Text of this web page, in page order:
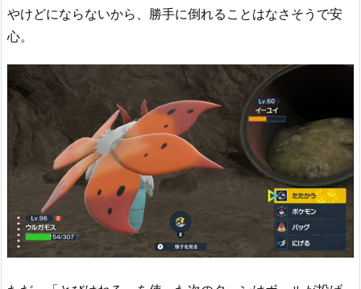
やけどにならないから、勝手に倒れることはなさそうで安
心。